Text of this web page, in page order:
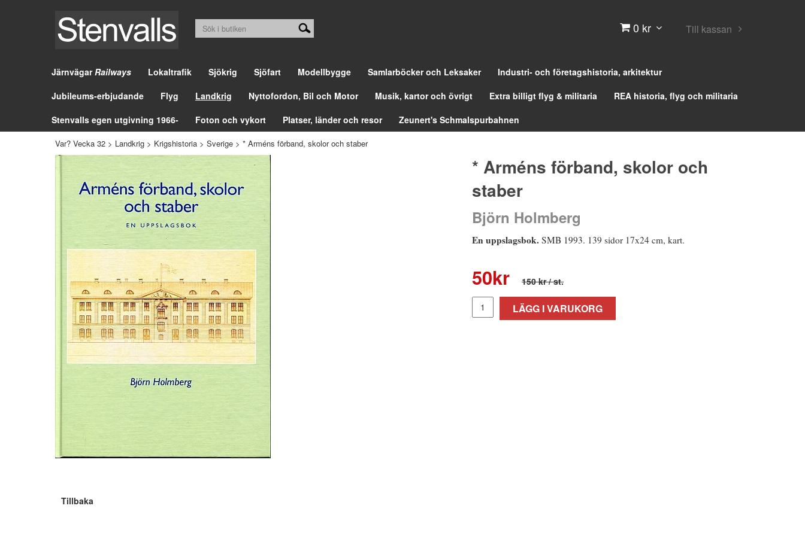
0 kr Till kassan
JärnvägarRailways Lokaltrafik Sjökrig Sjöfart Modellbygge Samlarböcker och Leksaker
Industri- och företagshistoria, arkitektur
Jubileums-erbjudande
Flyg Landkrig Nyttofordon, Bil och Motor Musik, kartor och övrigt Extra billigt flyg & militaria
REA historia, flyg och militaria
Stenvalls egen utgivning 1966-
Foton och vykort Platser, länder och resor Zeunert's Schmalspurbahnen
Var? Vecka 32 > Landkrig > Krigshistoria > Sverige > * Arméns förband, skolor och staber
* Arméns förband, skolor och
staber
Björn Holmberg
En uppslagsbok. SMB 1993. 139 sidor 17x24 cm, kart.
50kr 150 kr/ st.
LÄGG I VARUKORG
Tillbaka